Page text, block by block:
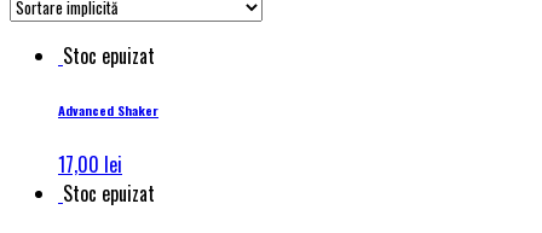
Stoc epuizat
Advanced Shaker
17,00 lei
Stoc epuizat